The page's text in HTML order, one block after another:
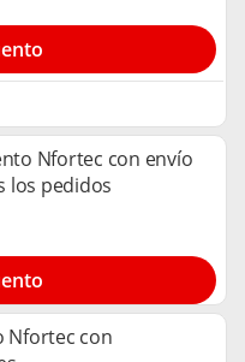
Nfortec con envío
los pedidos
Nfortec con